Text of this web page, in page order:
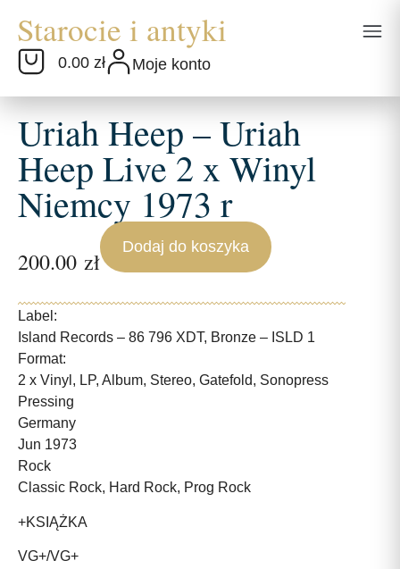
0.00 zł Moje konto
Uriah Heep – Uriah
Heep Live 2 x Winyl
Niemcy 1973 r
200.00 zł
Dodaj do koszyka
Label:
Island Records – 86 796 XDT, Bronze – ISLD 1
Format:
2 x Vinyl, LP, Album, Stereo, Gatefold, Sonopress
Pressing
Germany
Jun 1973
Rock
Classic Rock, Hard Rock, Prog Rock
+KSIĄŻKA
VG+/VG+